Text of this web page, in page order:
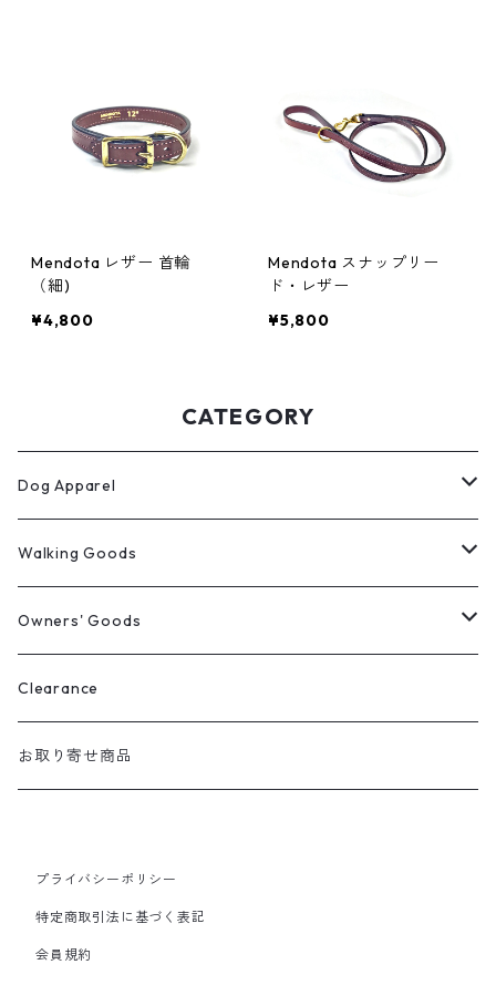
Mendota レザー 首輪
（細)
¥4,800
Mendota スナップリー
ド・レザー
¥5,800
CATEGORY
Dog Apparel
ウィンターコート
レインウェア
パーカー
Tシャツ
Walking Goods
リード・首輪・ハーネス
Milltown
Mendota
マナー袋用ケース
マナー袋用ケース
おやつ入れ
Owners' Goods
トートバッグ
Tシャツ
2 Way おやつケース
Cap
Clearance
お取り寄せ商品
プライバシーポリシー
特定商取引法に基づく表記
会員規約